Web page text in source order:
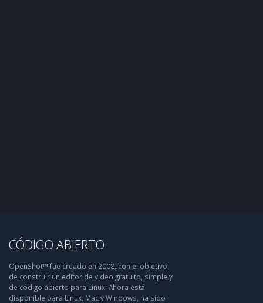
CÓDIGO ABIERTO
OpenShot™ fue creado en 2008, con el objetivo
de construir un editor de video gratuito, simple y
de código abierto para Linux. Ahora está
disponible para Linux, Mac y Windows, ha sido